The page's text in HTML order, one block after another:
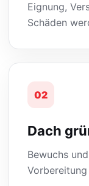
Eignung,
Schäden
02
Dach
Bewuchs